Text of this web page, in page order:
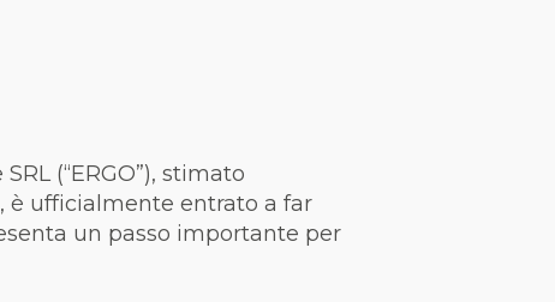
(“ERGO”), stimato
è ufficialmente entrato a far
un passo importante per